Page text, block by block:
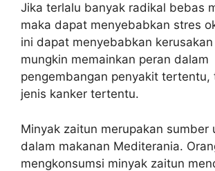
Jika terlalu banyak radikal bebas
maka dapat menyebabkan stres
ini dapat menyebabkan
mungkin memainkan peran dalam
pengembangan penyakit tertentu,
jenis kanker tertentu.
Minyak zaitun merupakan sumber
dalam makanan Mediterania.
mengkonsumsi minyak zaitun